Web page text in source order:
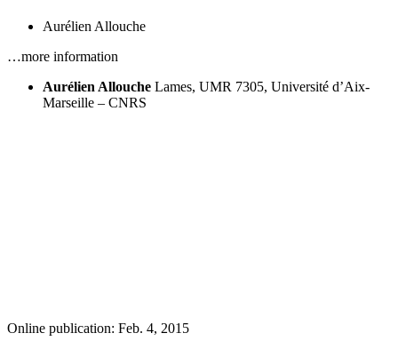
Aurélien Allouche
…more information
Aurélien Allouche Lames, UMR 7305, Université d’Aix-
Marseille – CNRS
Online publication: Feb. 4, 2015